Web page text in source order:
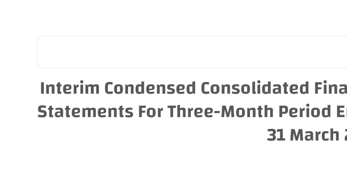
Interim Condensed Consolidated
Statements For Three-Month Period
31